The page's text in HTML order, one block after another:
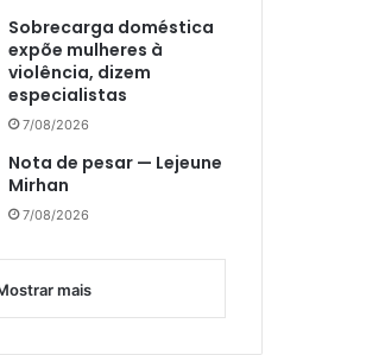
Sobrecarga doméstica
expõe mulheres à
violência, dizem
especialistas
7/08/2026
Nota de pesar — Lejeune
Mirhan
7/08/2026
mais